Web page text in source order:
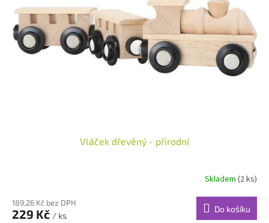
Vláček dřevěný - přírodní
Skladem (2 ks)
189,26 Kč bez DPH
229 Kč / ks
Do košíku